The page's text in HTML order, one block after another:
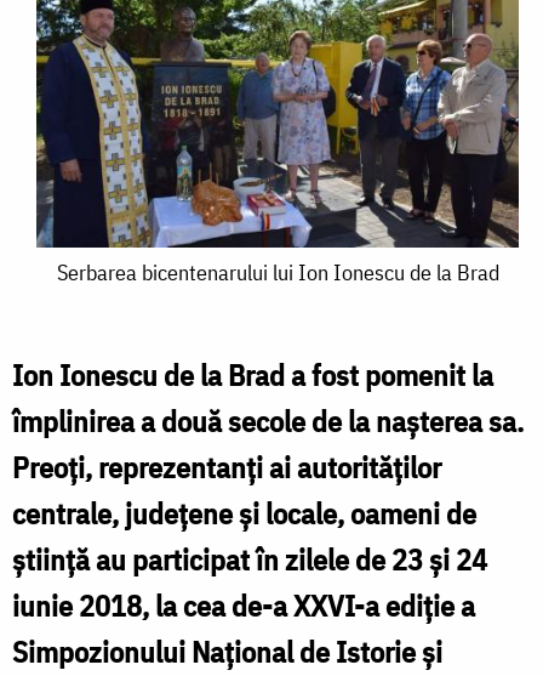
Serbarea
Ion
Ionescu
de
la
Brad
Serbarea bicentenarului lui Ion Ionescu de la Brad
Ion Ionescu de la Brad a fost pomenit la
împlinirea a două secole de la nașterea sa.
Preoți, reprezentanți ai autorităților
centrale, județene și locale, oameni de
știință au participat în zilele de 23 şi 24
iunie 2018, la cea de-a XXVI-a ediție a
Simpozionului Național de Istorie și